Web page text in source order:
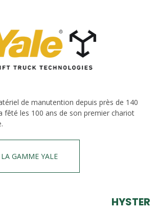
de manutention depuis près de 140
fêté les 100 ans de son premier chariot
GAMME YALE
HYSTER